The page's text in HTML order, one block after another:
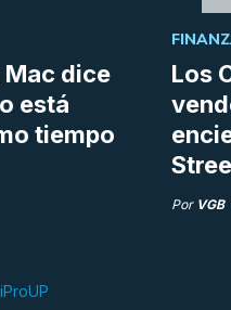
Mac dice
está
tiempo
Los
Por VGB
iProUP